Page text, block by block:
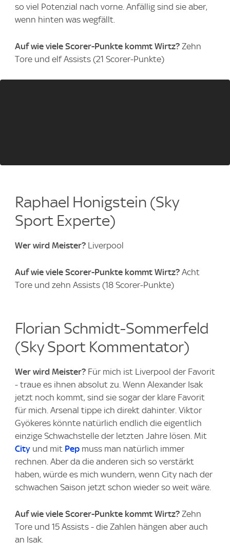
so viel Potenzial nach vorne. Anfällig sind sie aber,
wenn hinten was wegfällt.
Auf wie viele Scorer-Punkte kommt Wirtz? Zehn
Tore und elf Assists (21 Scorer-Punkte)
Raphael Honigstein (Sky
Sport Experte)
Wer wird Meister? Liverpool
Auf wie viele Scorer-Punkte kommt Wirtz? Acht
Tore und zehn Assists (18 Scorer-Punkte)
Florian Schmidt-Sommerfeld
(Sky Sport Kommentator)
Wer wird Meister? Für mich ist Liverpool der Favorit
- traue es ihnen absolut zu. Wenn Alexander Isak
jetzt noch kommt, sind sie sogar der klare Favorit
für mich. Arsenal tippe ich direkt dahinter. Viktor
Gyökeres könnte natürlich endlich die eigentlich
einzige Schwachstelle der letzten Jahre lösen. Mit
City und mit Pep muss man natürlich immer
rechnen. Aber da die anderen sich so verstärkt
haben, würde es mich wundern, wenn City nach der
schwachen Saison jetzt schon wieder so weit wäre.
Auf wie viele Scorer-Punkte kommt Wirtz? Zehn
Tore und 15 Assists - die Zahlen hängen aber auch
an Isak.